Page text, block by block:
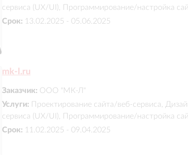
сервиса (UX/UI), Программирование/настройка
Срок: 13.02.2025 - 05.06.2025
mk-l.ru
Заказчик: ООО "МК-Л"
Услуги:
Проектирование сайта/веб-сервиса,
сервиса (UX/UI), Программирование/настройка
Срок: 11.02.2025 - 09.04.2025